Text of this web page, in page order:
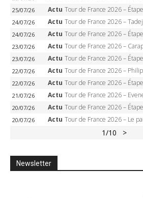
25/07/26 Actu Tour de France 2026 – Étape 20 : L’étape reine, Galibier, Sarenne, Alpe
24/07/26 Actu Tour de France 2026 – Tadej Pogacar dompte l’Alpe d’Huez, 5e
24/07/26 Actu Tour de France 2026 – Étape 19 : Pogacar peut-il enfin
23/07/26 Actu Tour de France 2026 – Carapaz en solitaire à Orcières-Merlette, Paret-
23/07/26 Actu Tour de France 2026 – Étape 18 : Qui domptera Orcières-Merlette,
22/07/26 Actu Tour de France 2026 – Philipsen débloque son compteur à Voiron,
22/07/26 Actu Tour de France 2026 – Étape 17 : Pedersen peut-il
21/07/26 Actu Tour de France 2026 – Evenepoel écrase le chrono d’Évian,
20/07/26 Actu Tour de France 2026 – Étape 16 : Evenepoel, Pogacar, Ganna… qui domptera le chrono
20/07/26 Actu Tour de France 2026 – Le parcours officiel complet : 21
1/10 >
Newsletter